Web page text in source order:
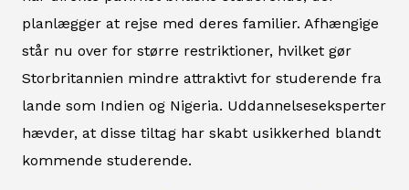
planlægger at rejse med deres familier. Afhængige
står nu over for større restriktioner, hvilket gør
Storbritannien mindre attraktivt for studerende fra
lande som Indien og Nigeria. Uddannelseseksperter
hævder, at disse tiltag har skabt usikkerhed blandt
kommende studerende.